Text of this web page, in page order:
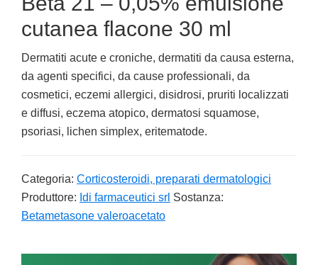
cutanea flacone 30 ml
Dermatiti acute e croniche, dermatiti da causa esterna,
da agenti specifici, da cause professionali, da
cosmetici, eczemi allergici, disidrosi, pruriti localizzati
e diffusi, eczema atopico, dermatosi squamose,
psoriasi, lichen simplex, eritematode.
Categoria: Corticosteroidi, preparati dermatologici
Produttore: Idi farmaceutici srl Sostanza:
Betametasone valeroacetato